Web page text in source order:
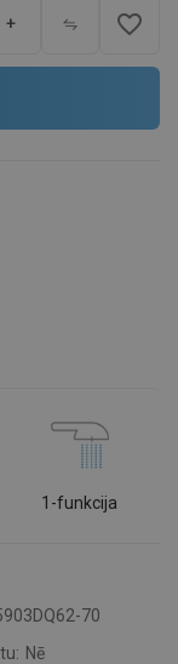
+ favorite_border
1-funkcija
70
Nē